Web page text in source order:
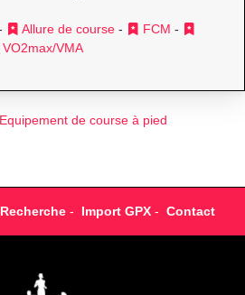
Allure de course- FCM -
VO2max/VMA
Recherche- Import GPX- Contact